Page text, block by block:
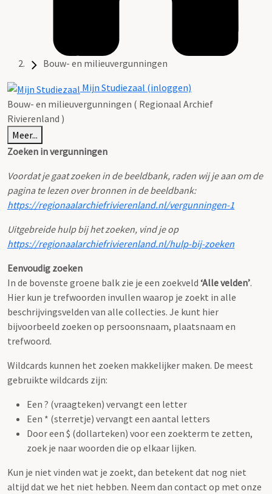
Bouw- en milieuvergunningen
Mijn Studiezaal (inloggen)
Bouw- en milieuvergunningen ( Regionaal Archief
Rivierenland )
Meer...
Zoeken in vergunningen
Voordat je gaat zoeken in de beeldbank, raden wij je aan om de
pagina te lezen over bronnen in de beeldbank:
https://regionaalarchiefrivierenland.nl/vergunningen-1
Uitgebreide hulp bij het zoeken, vind je op
https://regionaalarchiefrivierenland.nl/hulp-bij-zoeken
Eenvoudig zoeken
In de bovenste groene balk zie je een zoekveld ‘Alle velden’.
Hier kun je trefwoorden invullen waarop je zoekt in alle
beschrijvingsvelden van alle collecties. Je kunt hier
bijvoorbeeld zoeken op persoonsnaam, plaatsnaam en
trefwoord.
Wildcards kunnen het zoeken makkelijker maken. De meest
gebruikte wildcards zijn:
Een ? (vraagteken) vervangt een letter
Een * (sterretje) vervangt een aantal letters
Door een $ (dollarteken) voor een zoekterm te zetten,
zoek je naar woorden die op elkaar lijken.
Kun je niet vinden wat je zoekt, dan betekent dat nog niet
altijd dat we het niet hebben. Neem dan contact op met onze